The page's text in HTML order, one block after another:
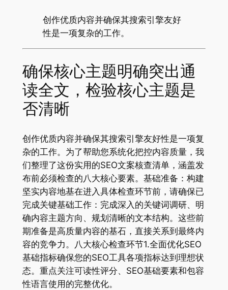
创作优质内容并确保其搜索引擎友好
性是一项复杂的工作。
确保核心主题明确突出通
读全文，检验核心主题是
否清晰
创作优质内容并确保其搜索引擎友好性是一项复
杂的工作。为了帮助您系统化把控内容质量，我
们整理了这份实用的SEO文案核查清单，涵盖发
布前必须检查的八大核心要素。基础准备：构建
坚实内容地基在进入具体检查环节前，请确保已
完成关键基础工作：完成深入的关键词调研、明
确内容主题方向、规划清晰的文本结构。这些前
期准备是高质量内容的基石，直接关系到最终内
容的竞争力。八大核心检查环节1.全面优化SEO
基础指标确保您的SEO工具各项指标达到理想状
态。重点关注可读性评分、SEO基础要素和包容
性语言使用的完整优化。